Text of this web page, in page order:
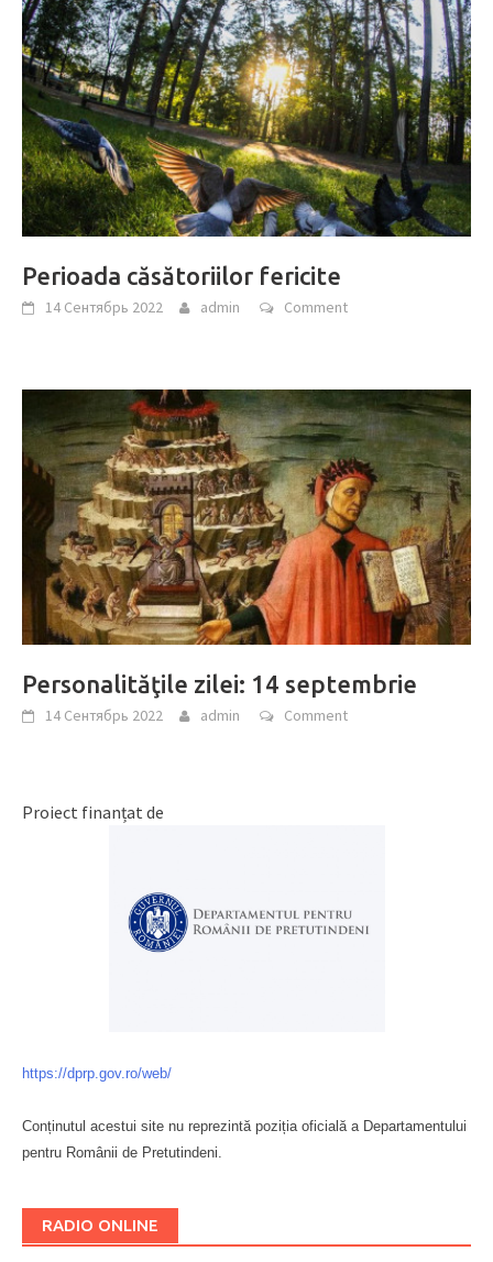
Perioada căsătoriilor fericite
14 Сентябрь 2022 admin Comment
Personalităţile zilei: 14 septembrie
14 Сентябрь 2022 admin Comment
Proiect finanțat de
https://dprp.gov.ro/web/
Conținutul acestui site nu reprezintă poziția oficială a Departamentului
pentru Românii de Pretutindeni.
RADIO ONLINE